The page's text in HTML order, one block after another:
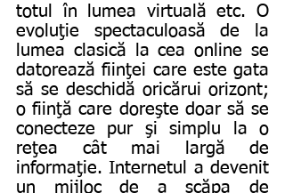
totul în lumea virtuală etc. O
evoluţie spectaculoasă de la
lumea clasică la cea online se
datorează fiinţei care este gata
să se deschidă oricărui orizont;
o fiinţă care doreşte doar să se
conecteze pur şi simplu la o
reţea cât mai largă de
informaţie. Internetul a devenit
un mijloc de a scăpa de